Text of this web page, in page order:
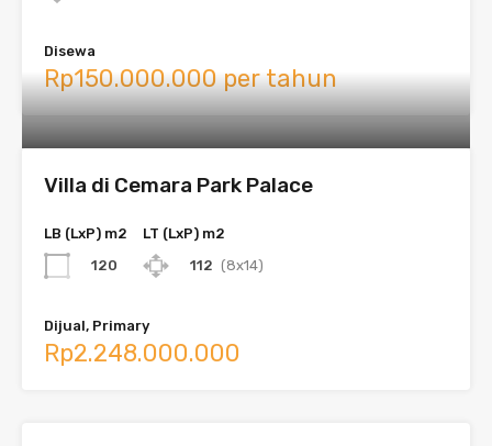
Disewa
Rp150.000.000 per tahun
Villa di Cemara Park Palace
LB (LxP) m2
120
LT (LxP) m2
112 (8x14)
Dijual, Primary
Rp2.248.000.000